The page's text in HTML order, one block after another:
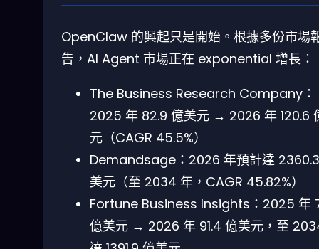
OpenClaw 的興起只是開始。根據多份市場
告，AI Agent 市場正在 exponential 增長：
The Business Research Company：
2025 年 82.9 億美元 → 2026 年 120.6
元（CAGR 45.5%）
Demandsage：2026 年預計達
美元（至 2034 年，CAGR 45.82%）
Fortune Business Insights：2025 年
億美元 → 2026 年 91.4 億美元，至